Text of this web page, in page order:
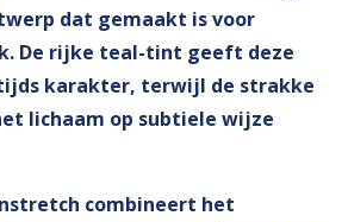
dat gemaakt is voor
De rijke teal-tint geeft deze
karakter, terwijl de strakke
lichaam op subtiele wijze
combineert het